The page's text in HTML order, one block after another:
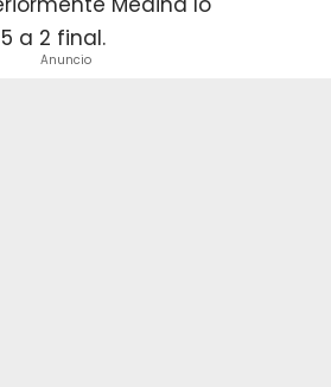
a 2 final.
Anuncio